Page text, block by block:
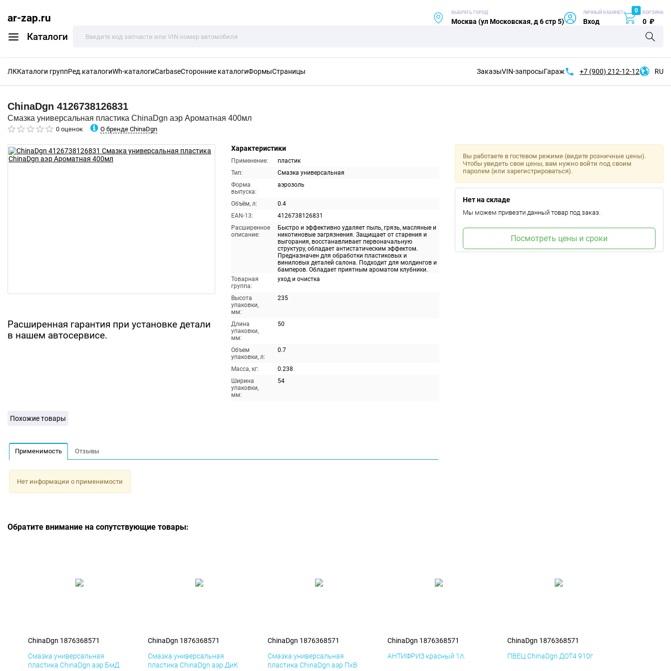
ar-zap.ru
Каталоги
ВЫБРАТЬ ГОРОД
Москва (ул Московская, д 6 стр 5)
ЛИЧНЫЙ КАБИНЕТ
Вход
0 КОРЗИНА
0 ₽
ЛККаталоги группРед.каталогиWh-каталогиCarbaseСторонние каталогиФормыСтраницы ЗаказыVIN-запросыГараж +7 (900) 212-12-12 RU
ChinaDgn 4126738126831
Смазка универсальная пластика ChinaDgn аэр Ароматная 400мл
0 оценок О бренде ChinaDgn
Расширенная гарантия при установке детали
в нашем автосервисе.
Характеристики
Применение:
пластик
Тип:
Смазка универсальная
Форма
выпуска:
аэрозоль
Объём, л:
0.4
EAN-13:
4126738126831
Расширенное
описание:
Быстро и эффективно удаляет пыль, грязь, масляные и
никотиновые загрязнения. Защищает от старения и
выгорания, восстанавливает первоначальную
структуру, обладает антистатическим эффектом.
Предназначен для обработки пластиковых и
виниловых деталей салона. Подходит для молдингов и
бамперов. Обладает приятным ароматом клубники.
Товарная
группа:
уход и очистка
Высота
упаковки,
мм:
235
Длина
упаковки,
мм:
50
Объем
упаковки, л:
0.7
Масса, кг:
0.238
Ширина
упаковки,
мм:
54
Вы работаете в гостевом режиме (видите розничные цены).
Чтобы увидеть свои цены, вам нужно войти под своим
паролем (или зарегистрироваться).
Нет на складе
Мы можем привезти данный товар под заказ.
Посмотреть цены и сроки
Похожие товары
Применимость Отзывы
Нет информации о применимости
Обратите внимание на сопутствующие товары:
ChinaDgn 1876368571
Смазка универсальная
пластика ChinaDgn аэр БмД
ChinaDgn 1876368571
Смазка универсальная
пластика ChinaDgn аэр ДиК
ChinaDgn 1876368571
Смазка универсальная
пластика ChinaDgn аэр ПхВ
ChinaDgn 1876368571
АНТИФРИЗ красный 1л.
ChinaDgn 1876368571
ПВЕЦ ChinaDgn ДОТ4 910г